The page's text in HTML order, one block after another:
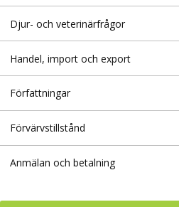
Djur- och veterinärfrågor
Handel, import och export
Författningar
Förvärvstillstånd
Anmälan och betalning